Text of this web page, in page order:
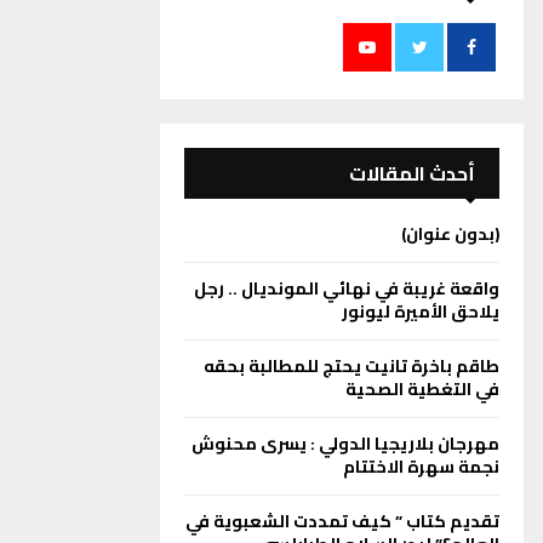
أحدث المقالات
(بدون عنوان)
واقعة غريبة في نهائي المونديال .. رجل
يلاحق الأميرة ليونور
طاقم باخرة تانيت يحتج للمطالبة بحقه
في التغطية الصحية
مهرجان بلاريجيا الدولي : يسرى محنوش
نجمة سهرة الاختتام
تقديم كتاب ” كيف تمددت الشعبوية في